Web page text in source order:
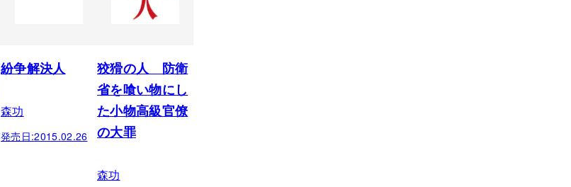
紛争解決人
森功
発売日:2015.02.26
狡猾の人 防衛
省を喰い物にし
た小物高級官僚
の大罪
森功